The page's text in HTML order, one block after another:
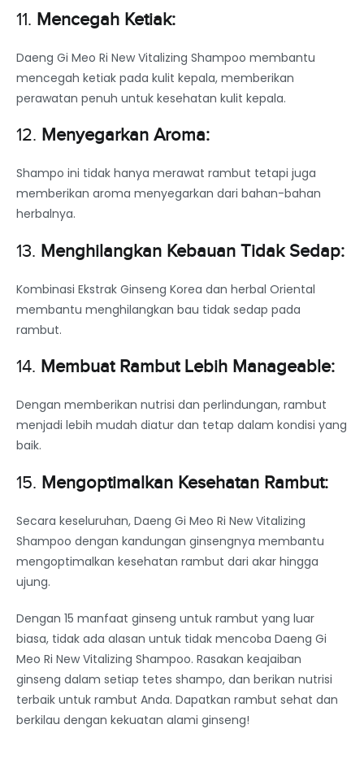
11. Mencegah Ketiak:
Daeng Gi Meo Ri New Vitalizing Shampoo membantu
mencegah ketiak pada kulit kepala, memberikan
perawatan penuh untuk kesehatan kulit kepala.
12. Menyegarkan Aroma:
Shampo ini tidak hanya merawat rambut tetapi juga
memberikan aroma menyegarkan dari bahan-bahan
herbalnya.
13. Menghilangkan Kebauan Tidak Sedap:
Kombinasi Ekstrak Ginseng Korea dan herbal Oriental
membantu menghilangkan bau tidak sedap pada
rambut.
14. Membuat Rambut Lebih Manageable:
Dengan memberikan nutrisi dan perlindungan, rambut
menjadi lebih mudah diatur dan tetap dalam kondisi yang
baik.
15. Mengoptimalkan Kesehatan Rambut:
Secara keseluruhan, Daeng Gi Meo Ri New Vitalizing
Shampoo dengan kandungan ginsengnya membantu
mengoptimalkan kesehatan rambut dari akar hingga
ujung.
Dengan 15 manfaat ginseng untuk rambut yang luar
biasa, tidak ada alasan untuk tidak mencoba Daeng Gi
Meo Ri New Vitalizing Shampoo. Rasakan keajaiban
ginseng dalam setiap tetes shampo, dan berikan nutrisi
terbaik untuk rambut Anda. Dapatkan rambut sehat dan
berkilau dengan kekuatan alami ginseng!